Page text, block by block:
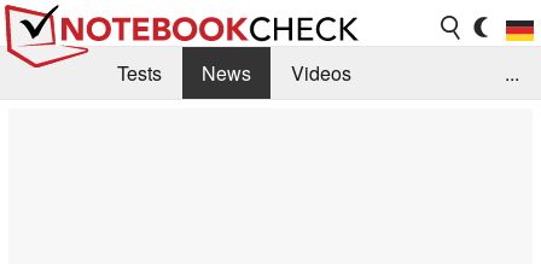
Tests News
Videos
...